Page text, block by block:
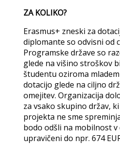
ZA KOLIKO?
Erasmus+ zneski za
diplomante so odvisni od
Programske države so
glede na višino stroškov
študentu oziroma
dotacijo glede na ciljno
omejitev. Organizacija
za vsako skupino držav,
projekta ne sme
bodo odšli na mobilnost v
upravičeni do npr. 674